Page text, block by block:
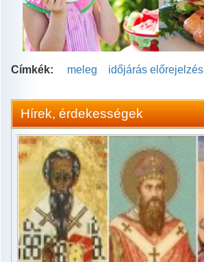
Címkék: meleg időjárás előrejelzés
Hírek, érdekességek